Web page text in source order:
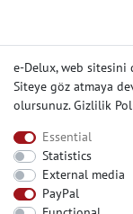
e-Delux, web sitesini
Siteye göz atmaya
olursunuz.Gizlilik
Essential
Statistics
External media
PayPal